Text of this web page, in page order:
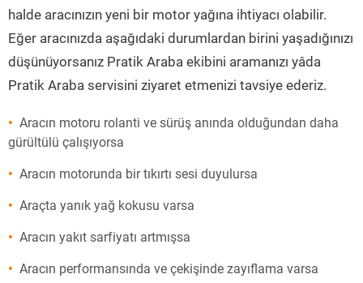
halde aracınızın yeni bir motor yağına ihtiyacı olabilir.
Eğer aracınızda aşağıdaki durumlardan birini yaşadığınızı
düşünüyorsanız Pratik Araba ekibini aramanızı yâda
Pratik Araba servisini ziyaret etmenizi tavsiye ederiz.
Aracın motoru rolanti ve sürüş anında olduğundan daha
gürültülü çalışıyorsa
Aracın motorunda bir tıkırtı sesi duyulursa
Araçta yanık yağ kokusu varsa
Aracın yakıt sarfiyatı artmışsa
Aracın performansında ve çekişinde zayıflama varsa